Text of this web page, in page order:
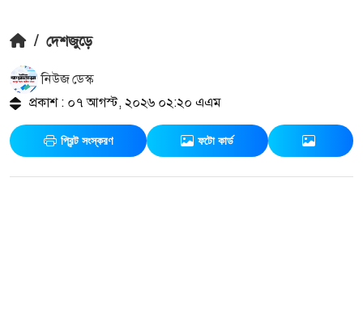
/ দেশজুড়ে
নিউজ ডেস্ক
প্রকাশ : ০৭ আগস্ট, ২০২৬ ০২:২০ এএম
প্রিন্ট সংস্করণ ফটো কার্ড